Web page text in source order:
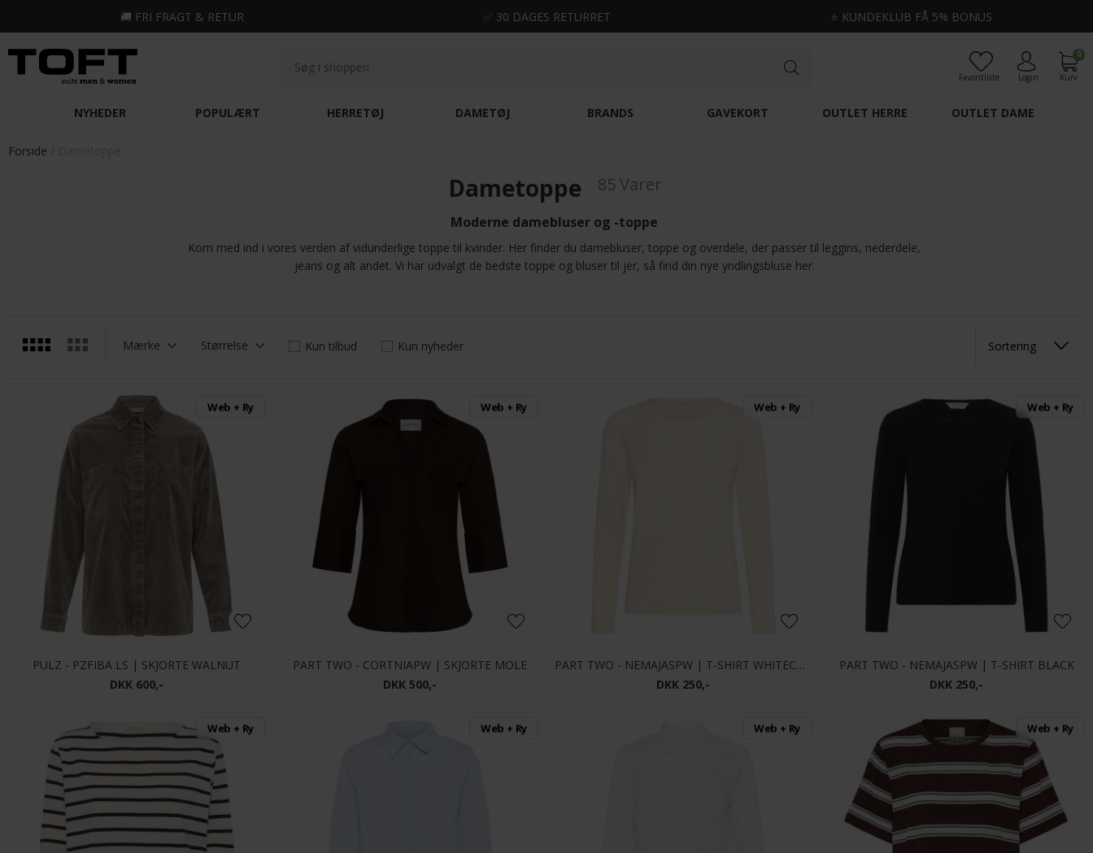
🚚 FRI FRAGT & RETUR ✅ 30 DAGES RETURRET ⭐ KUNDEKLUB FÅ 5% BONUS
Kurv
0
Login
Favoritliste
NYHEDER POPULÆRT HERRETØJ DAMETØJ BRANDS GAVEKORT OUTLET HERRE OUTLET DAME
Forside
Dametoppe 85 Varer
Moderne damebluser og -toppe
Kom med ind i vores verden af vidunderlige toppe til kvinder. Her finder du damebluser, toppe og overdele, der passer til leggins, nederdele,
jeans og alt andet. Vi har udvalgt de bedste toppe og bluser til jer, så find din nye yndlingsbluse her.
Mærke Størrelse Kun tilbud Kun nyheder
Web + Ry
PULZ - PZFIBA LS | SKJORTE WALNUT
DKK 600,-
Web + Ry
PART TWO - CORTNIAPW | SKJORTE MOLE
DKK 500,-
Web + Ry
PART TWO - NEMAJASPW | T-SHIRT WHITECAP GRAY
DKK 250,-
Web + Ry
PART TWO - NEMAJASPW | T-SHIRT BLACK
DKK 250,-
Web + Ry Web + Ry Web + Ry Web + Ry